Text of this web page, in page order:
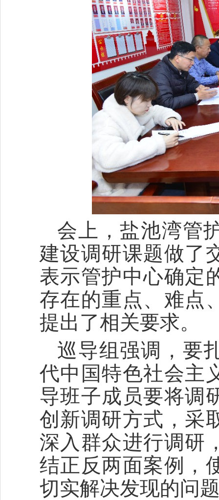
会上，盐池湾管
建设调研课题做了
表示管护中心确定
存在的重点、难点
提出了相关要求。
巡导组强调，要
代中国特色社会主
导班子成员要将调
创新调研方式，采
深入群众进行调研
结正反两面案例，
切实解决发现的问